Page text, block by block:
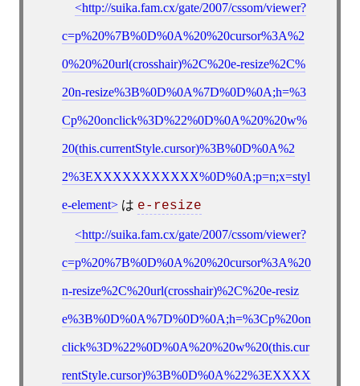
http://suika.fam.cx/gate/2007/cssom/viewer?
c=p%20%7B%0D%0A%20%20cursor%3A%2
0%20%20url(crosshair)%2C%20e-resize%2C%
20n-resize%3B%0D%0A%7D%0D%0A;h=%3
Cp%20onclick%3D%22%0D%0A%20%20w%
20(this.currentStyle.cursor)%3B%0D%0A%2
2%3EXXXXXXXXXXX%0D%0A;p=n;x=styl
e-element は e-resize
http://suika.fam.cx/gate/2007/cssom/viewer?
c=p%20%7B%0D%0A%20%20cursor%3A%20
n-resize%2C%20url(crosshair)%2C%20e-resiz
e%3B%0D%0A%7D%0D%0A;h=%3Cp%20on
click%3D%22%0D%0A%20%20w%20(this.cur
rentStyle.cursor)%3B%0D%0A%22%3EXXXX